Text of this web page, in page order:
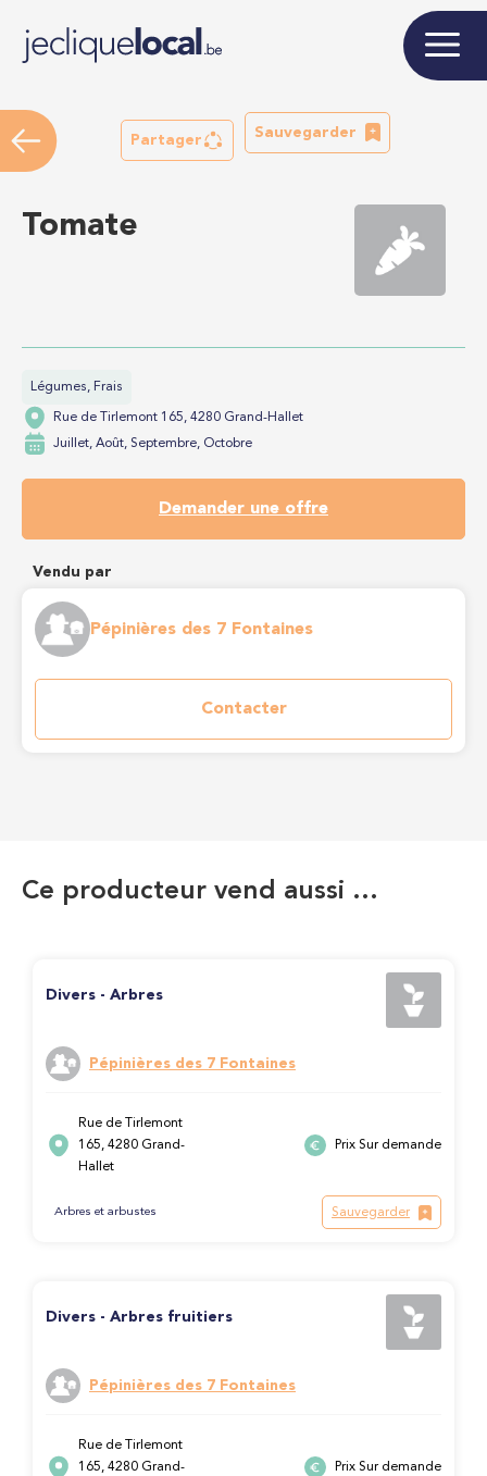
Partager
Sauvegarder
Tomate
Légumes, Frais
Rue de Tirlemont 165, 4280 Grand-Hallet
Juillet, Août, Septembre, Octobre
Demander une offre
Vendu par
Pépinières des 7 Fontaines
Contacter
Ce producteur vend aussi …
Divers - Arbres
Pépinières des 7 Fontaines
Rue de Tirlemont
165, 4280 Grand-
Hallet
Prix Sur demande
Arbres et arbustes Sauvegarder
Divers - Arbres fruitiers
Pépinières des 7 Fontaines
Rue de Tirlemont
165, 4280 Grand-
Prix Sur demande